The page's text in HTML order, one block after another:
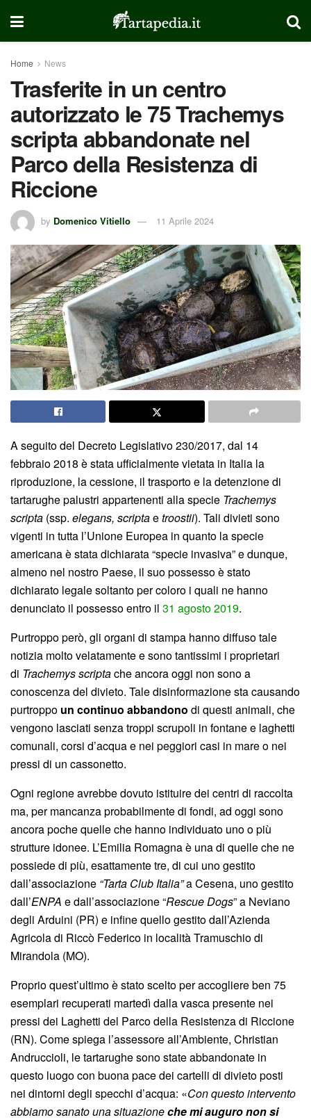
Home News
Trasferite in un centro
autorizzato le 75 Trachemys
scripta abbandonate nel
Parco della Resistenza di
Riccione
by Domenico Vitiello 11 Aprile 2024
A seguito del Decreto Legislativo 230/2017, dal 14
febbraio 2018 è stata ufficialmente vietata in Italia la
riproduzione, la cessione, il trasporto e la detenzione di
tartarughe palustri appartenenti alla specie Trachemys
scripta (ssp. elegans, scriptaetroostii). Tali divieti sono
vigenti in tutta l’Unione Europea in quanto la specie
americana è stata dichiarata “specie invasiva” e dunque,
almeno nel nostro Paese, il suo possesso è stato
dichiarato legale soltanto per coloro i quali ne hanno
denunciato il possesso entro il 31 agosto 2019.
Purtroppo però, gli organi di stampa hanno diffuso tale
notizia molto velatamente e sono tantissimi i proprietari
di Trachemys scriptache ancora oggi non sono a
conoscenza del divieto. Tale disinformazione sta causando
purtroppo un continuo abbandono di questi animali, che
vengono lasciati senza troppi scrupoli in fontane e laghetti
comunali, corsi d’acqua e nei peggiori casi in mare o nei
pressi di un cassonetto.
Ogni regione avrebbe dovuto istituire dei centri di raccolta
ma, per mancanza probabilmente di fondi, ad oggi sono
ancora poche quelle che hanno individuato uno o più
strutture idonee. L’Emilia Romagna è una di quelle che ne
possiede di più, esattamente tre, di cui uno gestito
dall’associazione “Tarta Club Italia”a Cesena, uno gestito
dall’ENPA e dall’associazione “Rescue Dogs” a Neviano
degli Arduini (PR) e infine quello gestito dall’Azienda
Agricola di Riccò Federico in località Tramuschio di
Mirandola (MO).
Proprio quest’ultimo è stato scelto per accogliere ben 75
esemplari recuperati martedì dalla vasca presente nei
pressi dei Laghetti del Parco della Resistenza di Riccione
(RN). Come spiega l’assessore all’Ambiente, Christian
Andruccioli, le tartarughe sono state abbandonate in
questo luogo con buona pace dei cartelli di divieto posti
nei dintorni degli specchi d’acqua: «Con questo intervento
abbiamo sanato una situazioneche mi auguro non si